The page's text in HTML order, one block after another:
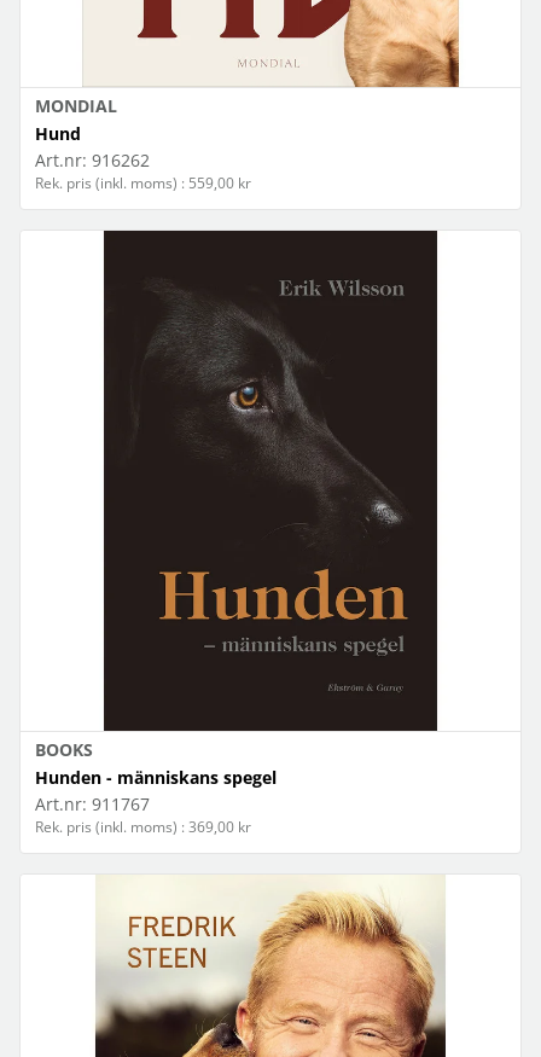
MONDIAL
Hund
Art.nr: 916262
Rek. pris (inkl. moms) : 559,00 kr
BOOKS
Hunden - människans spegel
Art.nr: 911767
Rek. pris (inkl. moms) : 369,00 kr